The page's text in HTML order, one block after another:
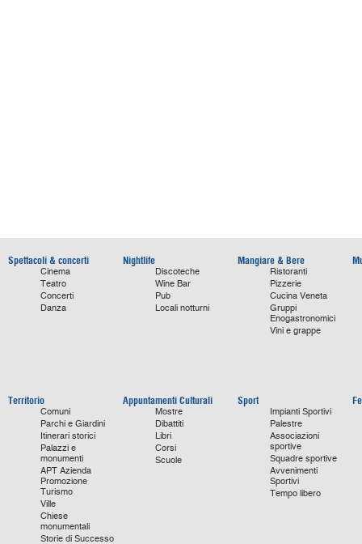
Spettacoli & concerti
Cinema
Teatro
Concerti
Danza
Nightlife
Discoteche
Wine Bar
Pub
Locali notturni
Mangiare & Bere
Ristoranti
Pizzerie
Cucina Veneta
Gruppi
Enogastronomici
Vini e grappe
Territorio
Comuni
Parchi e Giardini
Itinerari storici
Palazzi e
monumenti
APT Azienda
Promozione
Turismo
Ville
Chiese
monumentali
Storie di Successo
Appuntamenti Culturali
Mostre
Dibattiti
Libri
Corsi
Scuole
Sport
Impianti Sportivi
Palestre
Associazioni
sportive
Squadre sportive
Avvenimenti
Sportivi
Tempo libero